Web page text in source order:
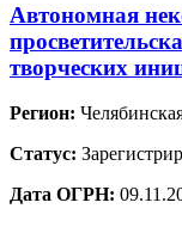
Автономная
творческих
Регион:
Статус:
Дата ОГРН: